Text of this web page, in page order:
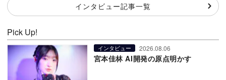
インタビュー記事一覧
Pick Up!
インタビュー 2026.08.06
宮本佳林 AI開発の原点明かす